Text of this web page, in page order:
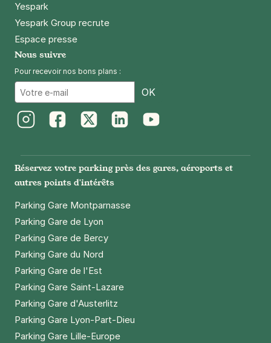
Yespark
Yespark Group recrute
Espace presse
Nous suivre
Pour recevoir nos bons plans :
OK
Réservez votre parking près des gares, aéroports et
autres points d'intérêts
Parking Gare Montparnasse
Parking Gare de Lyon
Parking Gare de Bercy
Parking Gare du Nord
Parking Gare de l'Est
Parking Gare Saint-Lazare
Parking Gare d'Austerlitz
Parking Gare Lyon-Part-Dieu
Parking Gare Lille-Europe